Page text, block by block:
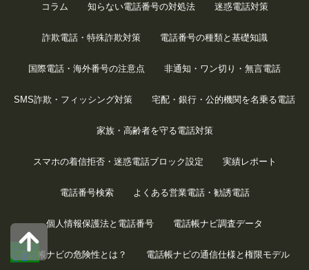
口コミ
を書く
コラム 知らない電話番号の対処法 迷惑電話対策
詐欺電話・特殊詐欺対策 電話番号の種類と基礎知識
国際電話・海外番号の注意点 非通知・ワン切り・無言電話
SMS詐欺・フィッシング対策 宅配・銀行・公的機関を名乗る電話
家族・高齢者を守る電話対策
スマホの着信拒否・迷惑電話ブロック設定 実績レポート
電話番号検索 よくある営業電話・勧誘電話
個人情報保護法と電話番号 電話帳ナビ調査データ
電話帳ナビの危険性とは？ 電話帳ナビの通信仕様と権限モデル